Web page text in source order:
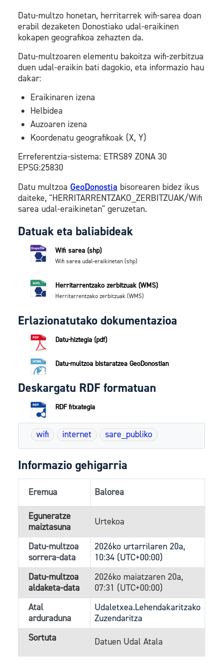
Datu-multzo honetan, herritarrek wifi-sarea doan
erabil dezaketen Donostiako udal-eraikinen
kokapen geografikoa zehazten da.
Datu-multzoaren elementu bakoitza wifi-zerbitzua
duen udal-eraikin bati dagokio, eta informazio hau
dakar:
Eraikinaren izena
Helbidea
Auzoaren izena
Koordenatu geografikoak (X, Y)
Erreferentzia-sistema: ETRS89 ZONA 30
EPSG:25830
Datu multzoa GeoDonostia bisorearen bidez ikus
daiteke, "HERRITARRENTZAKO_ZERBITZUAK/Wifi
sarea udal-eraikinetan" geruzetan.
Datuak eta baliabideak
Wifi sarea (shp)
Wifi sarea udal-eraikinetan (shp)
Herritarrentzako zerbitzuak (WMS)
Herritarrentzako zerbitzuak (WMS)
Erlazionatutako dokumentazioa
Datu-hiztegia (pdf)
Datu-multzoa bistaratzea GeoDonostian
Deskargatu RDF formatuan
RDF fitxategia
wifi internet sare_publiko
Informazio gehigarria
Eremua Balorea
Eguneratze
maiztasuna
Urtekoa
Datu-multzoa
sorrera-data
2026ko urtarrilaren 20a,
10:34 (UTC+00:00)
Datu-multzoa
aldaketa-data
2026ko maiatzaren 20a,
07:31 (UTC+00:00)
Atal
arduraduna
Udaletxea.Lehendakaritzako
Zuzendaritza
Sortuta
Datuen Udal Atala